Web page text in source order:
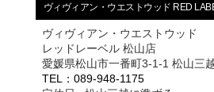
ヴィヴィアン・ウエストウッド RED
ヴィヴィアン・ウエストウッド
レッドレーベル 松山店
愛媛県松山市一番町3-1-1 松山三
TEL：089-948-1175